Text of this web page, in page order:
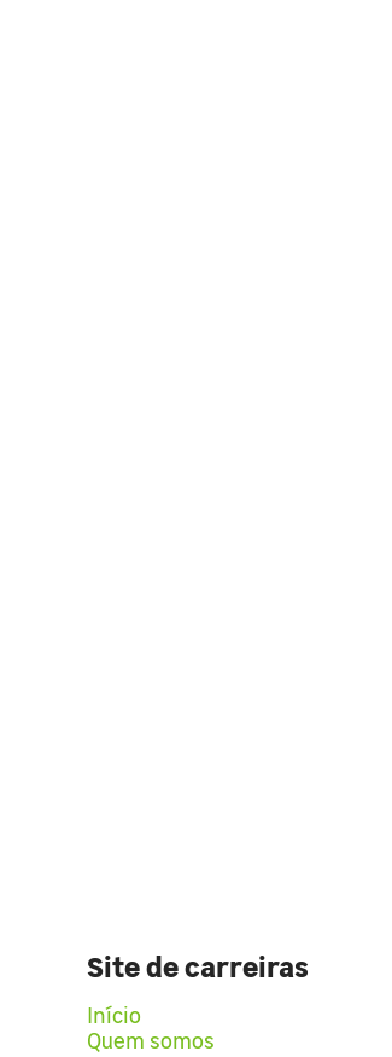
Site de carreiras
Início
Quem somos